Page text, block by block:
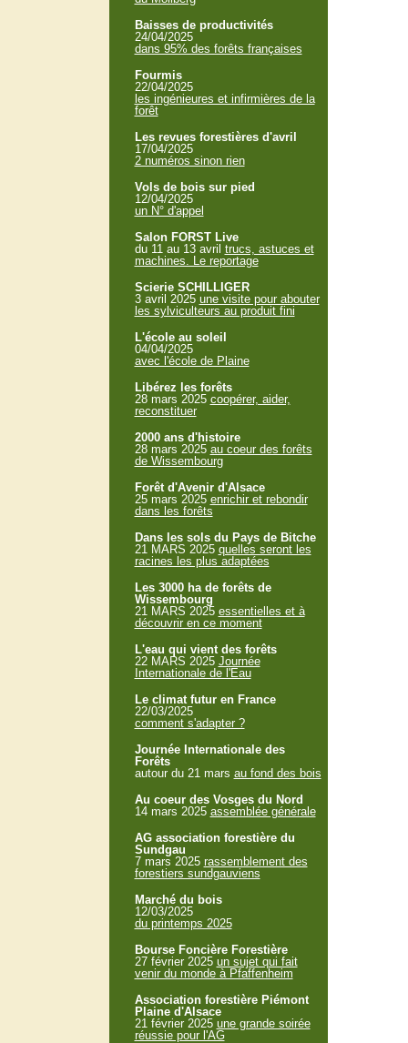
Baisses de productivités
24/04/2025
dans 95% des forêts françaises
Fourmis
22/04/2025
les ingénieures et infirmières de la
forêt
Les revues forestières d'avril
17/04/2025
2 numéros sinon rien
Vols de bois sur pied
12/04/2025
un N° d'appel
Salon FORST Live
du 11 au 13 avril trucs, astuces et
machines. Le reportage
Scierie SCHILLIGER
3 avril 2025 une visite pour abouter
les sylviculteurs au produit fini
L'école au soleil
04/04/2025
avec l'école de Plaine
Libérez les forêts
28 mars 2025 coopérer, aider,
reconstituer
2000 ans d'histoire
28 mars 2025 au coeur des forêts
de Wissembourg
Forêt d'Avenir d'Alsace
25 mars 2025 enrichir et rebondir
dans les forêts
Dans les sols du Pays de Bitche
21 MARS 2025 quelles seront les
racines les plus adaptées
Les 3000 ha de forêts de
Wissembourg
21 MARS 2025 essentielles et à
découvrir en ce moment
L'eau qui vient des forêts
22 MARS 2025 Journée
Internationale de l'Eau
Le climat futur en France
22/03/2025
comment s'adapter ?
Journée Internationale des
Forêts
autour du 21 mars au fond des bois
Au coeur des Vosges du Nord
14 mars 2025 assemblée générale
AG association forestière du
Sundgau
7 mars 2025 rassemblement des
forestiers sundgauviens
Marché du bois
12/03/2025
du printemps 2025
Bourse Foncière Forestière
27 février 2025 un sujet qui fait
venir du monde à Pfaffenheim
Association forestière Piémont
Plaine d'Alsace
21 février 2025 une grande soirée
réussie pour l'AG